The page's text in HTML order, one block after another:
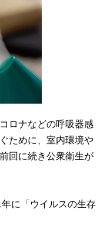
ロナなどの呼吸器感
ために、室内環境や
回に続き公衆衛生が
に「ウイルスの生存